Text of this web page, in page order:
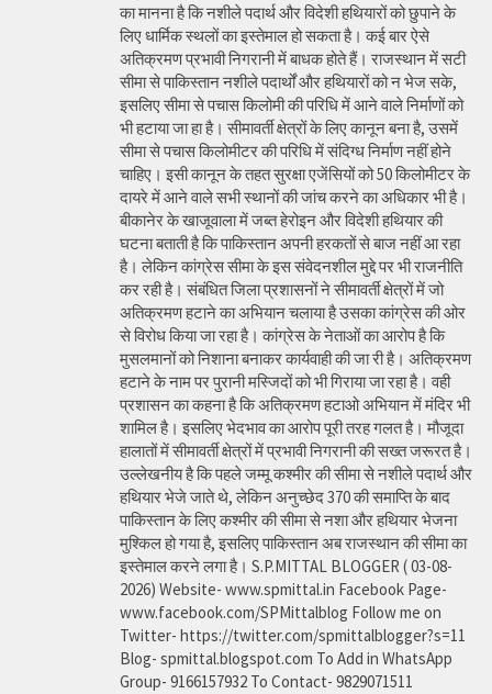
का मानना है कि नशीले पदार्थ और विदेशी हथियारों को छुपाने के
लिए धार्मिक स्थलों का इस्तेमाल हो सकता है। कई बार ऐसे
अतिक्रमण प्रभावी निगरानी में बाधक होते हैं। राजस्थान में सटी
सीमा से पाकिस्तान नशीले पदार्थों और हथियारों को न भेज सके,
इसलिए सीमा से पचास किलोमी की परिधि में आने वाले निर्माणों को
भी हटाया जा हा है। सीमावर्ती क्षेत्रों के लिए कानून बना है, उसमें
सीमा से पचास किलोमीटर की परिधि में संदिग्ध निर्माण नहीं होने
चाहिए। इसी कानून के तहत सुरक्षा एजेंसियों को 50 किलोमीटर के
दायरे में आने वाले सभी स्थानों की जांच करने का अधिकार भी है।
बीकानेर के खाजूवाला में जब्त हेरोइन और विदेशी हथियार की
घटना बताती है कि पाकिस्तान अपनी हरकतों से बाज नहीं आ रहा
है। लेकिन कांग्रेस सीमा के इस संवेदनशील मुद्दे पर भी राजनीति
कर रही है। संबंधित जिला प्रशासनों ने सीमावर्ती क्षेत्रों में जो
अतिक्रमण हटाने का अभियान चलाया है उसका कांग्रेस की ओर
से विरोध किया जा रहा है। कांग्रेस के नेताओं का आरोप है कि
मुसलमानों को निशाना बनाकर कार्यवाही की जा री है। अतिक्रमण
हटाने के नाम पर पुरानी मस्जिदों को भी गिराया जा रहा है। वही
प्रशासन का कहना है कि अतिक्रमण हटाओ अभियान में मंदिर भी
शामिल है। इसलिए भेदभाव का आरोप पूरी तरह गलत है। मौजूदा
हालातों में सीमावर्ती क्षेत्रों में प्रभावी निगरानी की सख्त जरूरत है।
उल्लेखनीय है कि पहले जम्मू कश्मीर की सीमा से नशीले पदार्थ और
हथियार भेजे जाते थे, लेकिन अनुच्छेद 370 की समाप्ति के बाद
पाकिस्तान के लिए कश्मीर की सीमा से नशा और हथियार भेजना
मुश्किल हो गया है, इसलिए पाकिस्तान अब राजस्थान की सीमा का
इस्तेमाल करने लगा है। S.P.MITTAL BLOGGER ( 03-08-
2026) Website- www.spmittal.in Facebook Page-
www.facebook.com/SPMittalblog Follow me on
Twitter- https://twitter.com/spmittalblogger?s=11
Blog- spmittal.blogspot.com To Add in WhatsApp
Group- 9166157932 To Contact- 9829071511